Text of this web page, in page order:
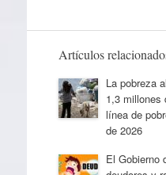
Artículos
La pobreza
1,3 millones
línea de
de 2026
El Gobierno